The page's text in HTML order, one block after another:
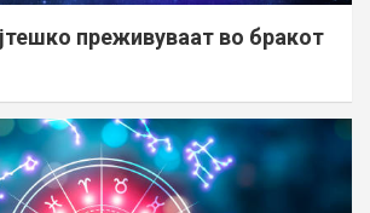
преживуваат во бракот